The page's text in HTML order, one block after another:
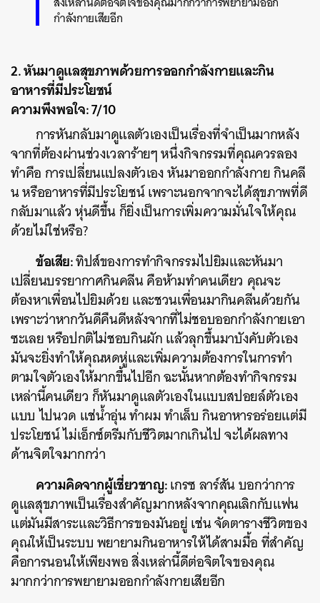
กำลังกายเสียอีก
2. หันมาดูแลสุขภาพด้วยการออกกำลังกายและกิน
อาหารที่มีประโยชน์
ความพึงพอใจ: 7/10
การหันกลับมาดูแลตัวเองเป็นเรื่องที่จำเป็นมากหลัง
จากที่ต้องผ่านช่วงเวลาร้ายๆ หนึ่งกิจกรรมที่คุณควรลอง
ทำคือ การเปลี่ยนแปลงตัวเอง หันมาออกกำลังกาย กินคลี
น หรืออาหารที่มีประโยชน์ เพราะนอกจากจะได้สุขภาพที่ดี
กลับมาแล้ว หุ่นดีขึ้น ก็ยิ่งเป็นการเพิ่มความมั่นใจให้คุณ
ด้วยไม่ใช่หรือ?
ข้อเสีย:ทิปส์ของการทำกิจกรรมไปยิมและหันมา
เปลี่ยนบรรยากาศกินคลีน คือห้ามทำคนเดียว คุณจะ
ต้องหาเพื่อนไปยิมด้วย และชวนเพื่อนมากินคลีนด้วยกัน
เพราะว่าหากวันดีคืนดีหลังจากที่ไม่ชอบออกกำลังกายเอา
ซะเลย หรือปกติไม่ชอบกินผัก แล้วลุกขึ้นมาบังคับตัวเอง
มันจะยิ่งทำให้คุณหดหู่และเพิ่มความต้องการในการทำ
ตามใจตัวเองให้มากขึ้นไปอีก ฉะนั้นหากต้องทำกิจกรรม
เหล่านี้คนเดียว ก็หันมาดูแลตัวเองในแบบสปอยล์ตัวเอง
แบบ ไปนวด แช่น้ำอุ่น ทำผม ทำเล็บ กินอาหารอร่อยแต่มี
ประโยชน์ ไม่เอ็กซ์ตรีมกับชีวิตมากเกินไป จะได้ผลทาง
ด้านจิตใจมากกว่า
ความคิดจากผู้เชี่ยวชาญ:เกรซ ลาร์สัน บอกว่าการ
ดูแลสุขภาพเป็นเรื่องสำคัญมากหลังจากคุณเลิกกับแฟน
แต่มันมีสาระและวิธีการของมันอยู่ เช่น จัดตารางชีวิตของ
คุณให้เป็นระบบ พยายามกินอาหารให้ได้สามมื้อ ที่สำคัญ
คือการนอนให้เพียงพอ สิ่งเหล่านี้ดีต่อจิตใจของคุณ
มากกว่าการพยายามออกกำลังกายเสียอีก